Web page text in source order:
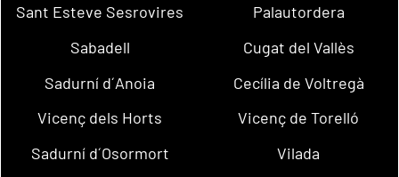
Sant Esteve Sesrovires
Palautordera
Sabadell
Cugat del Vallès
Sadurní d´Anoia
Cecília de Voltregà
Vicenç dels Horts
Vicenç de Torelló
Sadurní d´Osormort
Vilada